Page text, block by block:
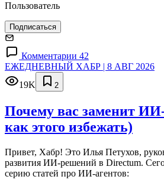
Пользователь
Подписаться
Комментарии 42
ЕЖЕДНЕВНЫЙ ХАБР | 8 АВГ 2026
19K
2
Почему вас заменит
как этого избежать)
Привет, Хабр! Это Илья Петухов,
развития ИИ-решений в Directum.
серию статей про ИИ-агентов: